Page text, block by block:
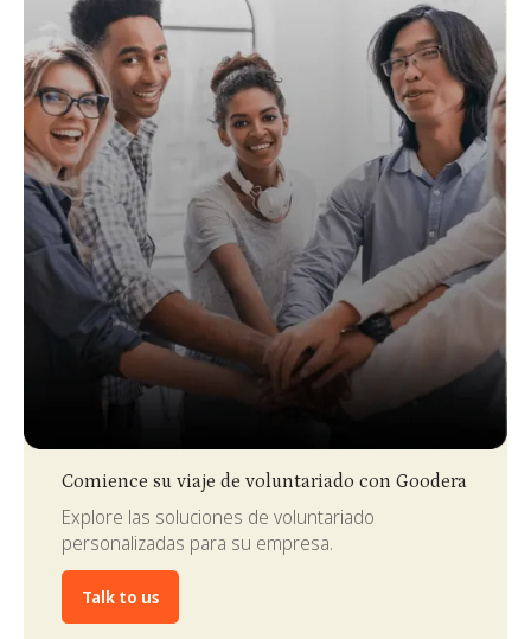
Comience su viaje de voluntariado con Goodera
Explore las soluciones de voluntariado
personalizadas para su empresa.
Talk to us